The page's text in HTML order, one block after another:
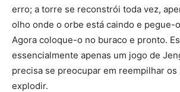
erro; a torre se reconstrói toda vez,
olho onde o orbe está caindo e pegue-
Agora coloque-o no buraco e pronto.
essencialmente apenas um jogo de
precisa se preocupar em reempilhar os
explodir.